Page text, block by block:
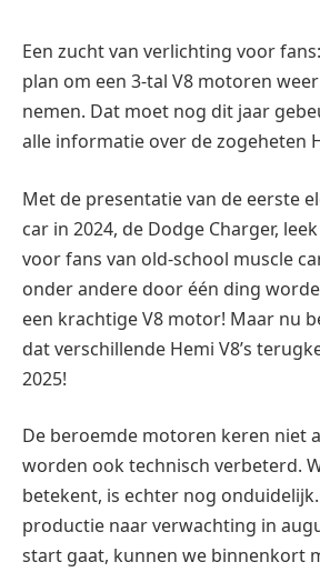
Een zucht van verlichting voor
plan om een 3-tal V8 motoren
nemen. Dat moet nog dit jaar
alle informatie over de zogeheten
Met de presentatie van de eerste
car in 2024, de Dodge Charger,
voor fans van old-school muscle
onder andere door één ding
een krachtige V8 motor! Maar nu
dat verschillende Hemi V8’s
2025!
De beroemde motoren keren niet
worden ook technisch verbeterd.
betekent, is echter nog
productie naar verwachting in
start gaat, kunnen we binnenkort